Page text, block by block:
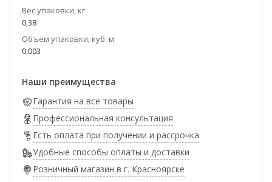
Вес упаковки, кг
0,38
Объем упаковки, куб. м
0,003
Наши преимущества
Гарантия на все товары
Профессиональная консультация
Есть оплата при получении и рассрочка
Удобные способы оплаты и доставки
Розничный магазин в г. Красноярске